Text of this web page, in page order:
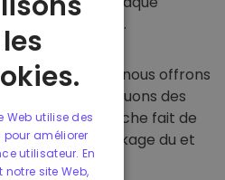
individuel.
et leurs fonds, nous offrons
et effectuons des
Cette approche fait de
pour le stockage du et
les
Web utilise des
pour améliorer
utilisateur. En
site Web,